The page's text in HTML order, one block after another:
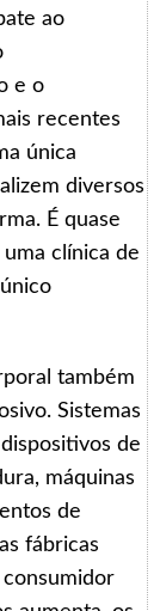
ao
e o
recentes
única
diversos
É quase
clínica de
também
Sistemas
de
máquinas
de
fábricas
consumidor